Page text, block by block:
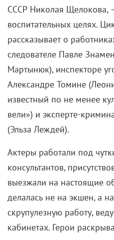
СССР Николая Щелокова,
воспитательных целях.
рассказывает о
следователе Павле
Мартынюк), инспекторе
Александре Томине
известный по не менее
вели») и эксперте-
(Эльза Леждей).
Актеры работали под
консультантов,
выезжали на настоящие
делалась не на экшен, а
скрупулезную работу,
кабинетах. Герои